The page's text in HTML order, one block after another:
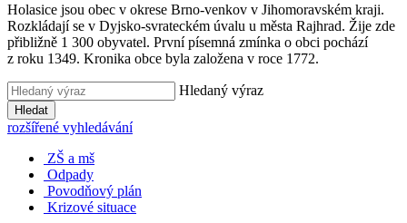
Holasice jsou obec v okrese Brno-venkov v Jihomoravském kraji.
Rozkládají se v Dyjsko-svrateckém úvalu u města Rajhrad. Žije zde
přibližně 1 300 obyvatel. První písemná zmínka o obci pochází
z roku 1349. Kronika obce byla založena v roce 1772.
Hledaný výraz
Hledat
rozšířené vyhledávání
ZŠ a mš
Odpady
Povodňový plán
Krizové situace